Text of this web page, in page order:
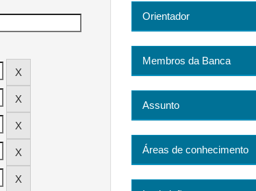
Orientador
Membros da Banca
Assunto
Áreas de conhecimento